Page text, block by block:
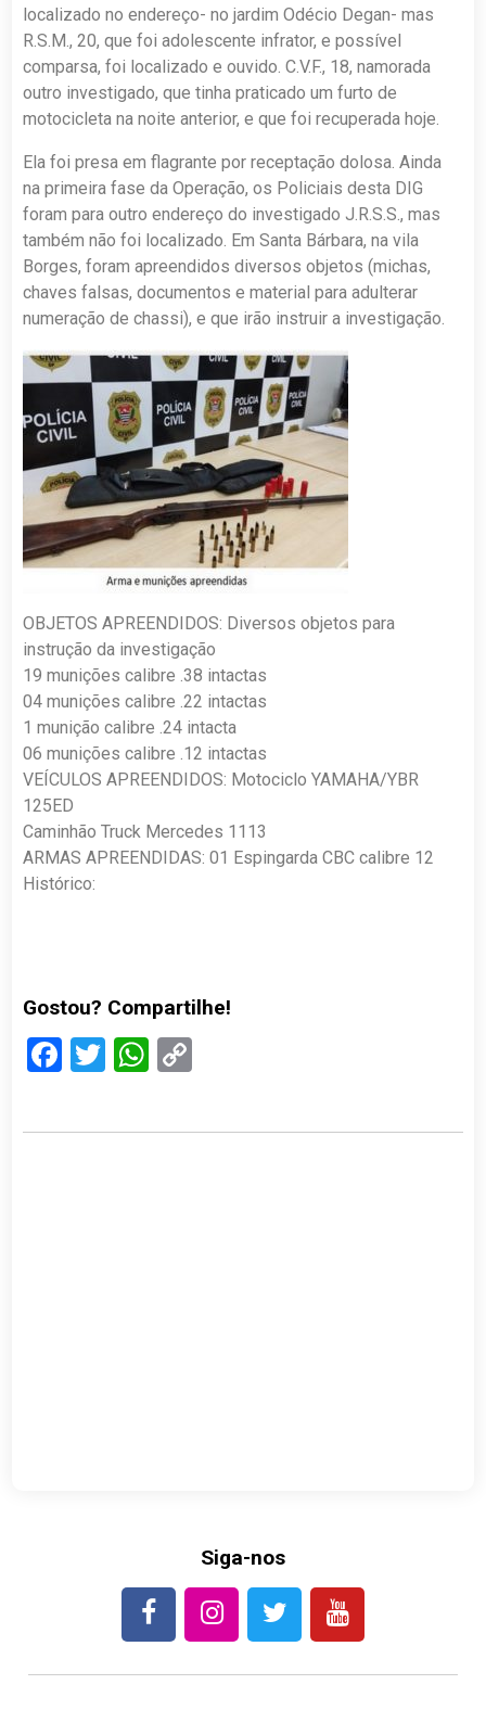
localizado no endereço- no jardim Odécio Degan- mas
R.S.M., 20, que foi adolescente infrator, e possível
comparsa, foi localizado e ouvido. C.V.F., 18, namorada
outro investigado, que tinha praticado um furto de
motocicleta na noite anterior, e que foi recuperada hoje.
Ela foi presa em flagrante por receptação dolosa. Ainda
na primeira fase da Operação, os Policiais desta DIG
foram para outro endereço do investigado J.R.S.S., mas
também não foi localizado. Em Santa Bárbara, na vila
Borges, foram apreendidos diversos objetos (michas,
chaves falsas, documentos e material para adulterar
numeração de chassi), e que irão instruir a investigação.
OBJETOS APREENDIDOS: Diversos objetos para
instrução da investigação
19 munições calibre .38 intactas
04 munições calibre .22 intactas
1 munição calibre .24 intacta
06 munições calibre .12 intactas
VEÍCULOS APREENDIDOS: Motociclo YAMAHA/YBR
125ED
Caminhão Truck Mercedes 1113
ARMAS APREENDIDAS: 01 Espingarda CBC calibre 12
Histórico:
Gostou? Compartilhe!
Facebook
TwitterWhatsApp
Siga-nos